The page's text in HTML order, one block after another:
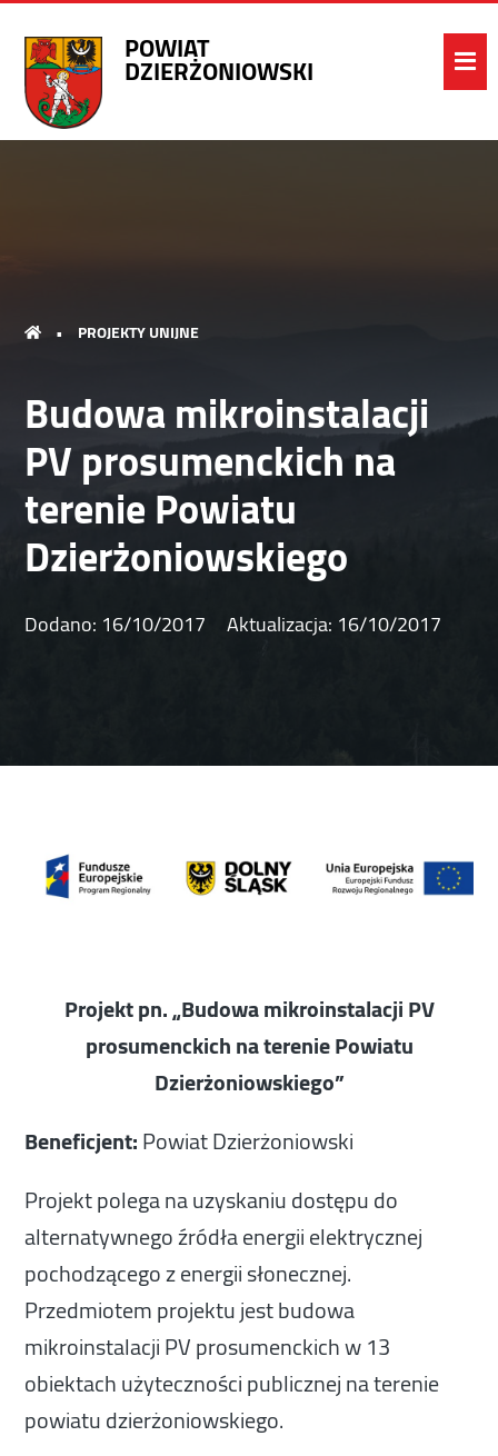
POWIAT
DZIERŻONIOWSKI
• PROJEKTY UNIJNE
Budowa mikroinstalacji
PV prosumenckich na
terenie Powiatu
Dzierżoniowskiego
Dodano: 16/10/2017 Aktualizacja: 16/10/2017
Projekt pn. „Budowa mikroinstalacji PV
prosumenckich na terenie Powiatu
Dzierżoniowskiego”
Beneficjent:Powiat Dzierżoniowski
Projekt polega na uzyskaniu dostępu do
alternatywnego źródła energii elektrycznej
pochodzącego z energii słonecznej.
Przedmiotem projektu jest budowa
mikroinstalacji PV prosumenckich w 13
obiektach użyteczności publicznej na terenie
powiatu dzierżoniowskiego.